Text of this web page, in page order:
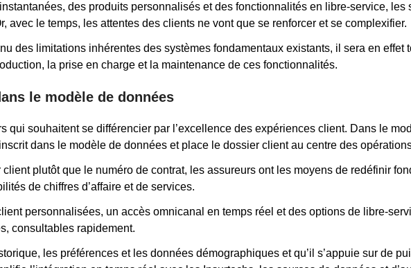
des produits personnalisés et des fonctionnalités en libre-service, les
avec le temps, les attentes des clients ne vont que se renforcer et se complexifier.
des limitations inhérentes des systèmes fondamentaux existants, il sera en effet
la prise en charge et la maintenance de ces fonctionnalités.
le modèle de données
qui souhaitent se différencier par l’excellence des expériences client. Dans le
dans le modèle de données et place le dossier client au centre des
plutôt que le numéro de contrat, les assureurs ont les moyens de redéfinir
de chiffres d’affaire et de services.
personnalisées, un accès omnicanal en temps réel et des options de libre-
consultables rapidement.
les préférences et les données démographiques et qu’il s’appuie sur de